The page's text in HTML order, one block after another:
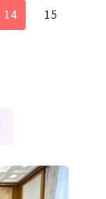
14
15